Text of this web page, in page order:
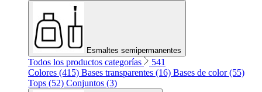
Esmaltes semipermanentes
Todos los productos categorías
541
Colores (415) Bases transparentes (16) Bases de color (55)
Tops (52) Conjuntos (3)